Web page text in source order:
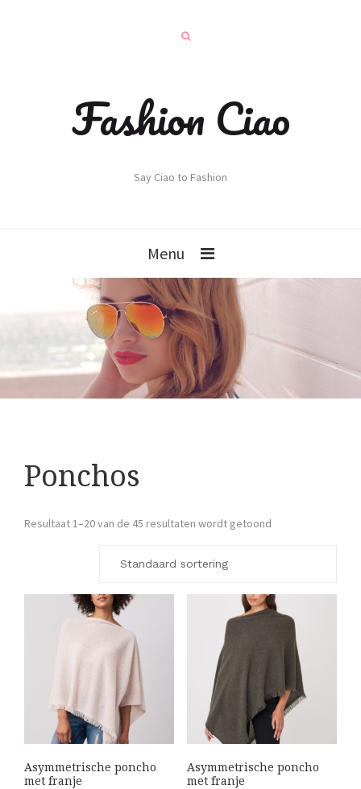
Fashion Ciao
Say Ciao to Fashion
Menu
Ponchos
Resultaat 1–20 van de 45 resultaten wordt getoond
Asymmetrische poncho
met franje
Asymmetrische poncho
met franje